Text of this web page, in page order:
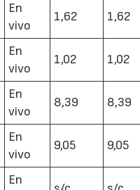
En
vivo
1,62 1,62
En
vivo
1,02 1,02
En
vivo
8,39 8,39
En
vivo
9,05 9,05
En